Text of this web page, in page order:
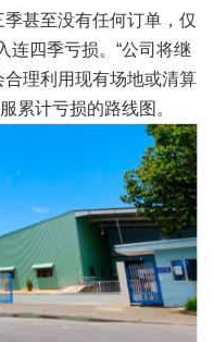
甚至没有任何订单，仅
连四季亏损。“公司将继
理利用现有场地或清算
累计亏损的路线图。